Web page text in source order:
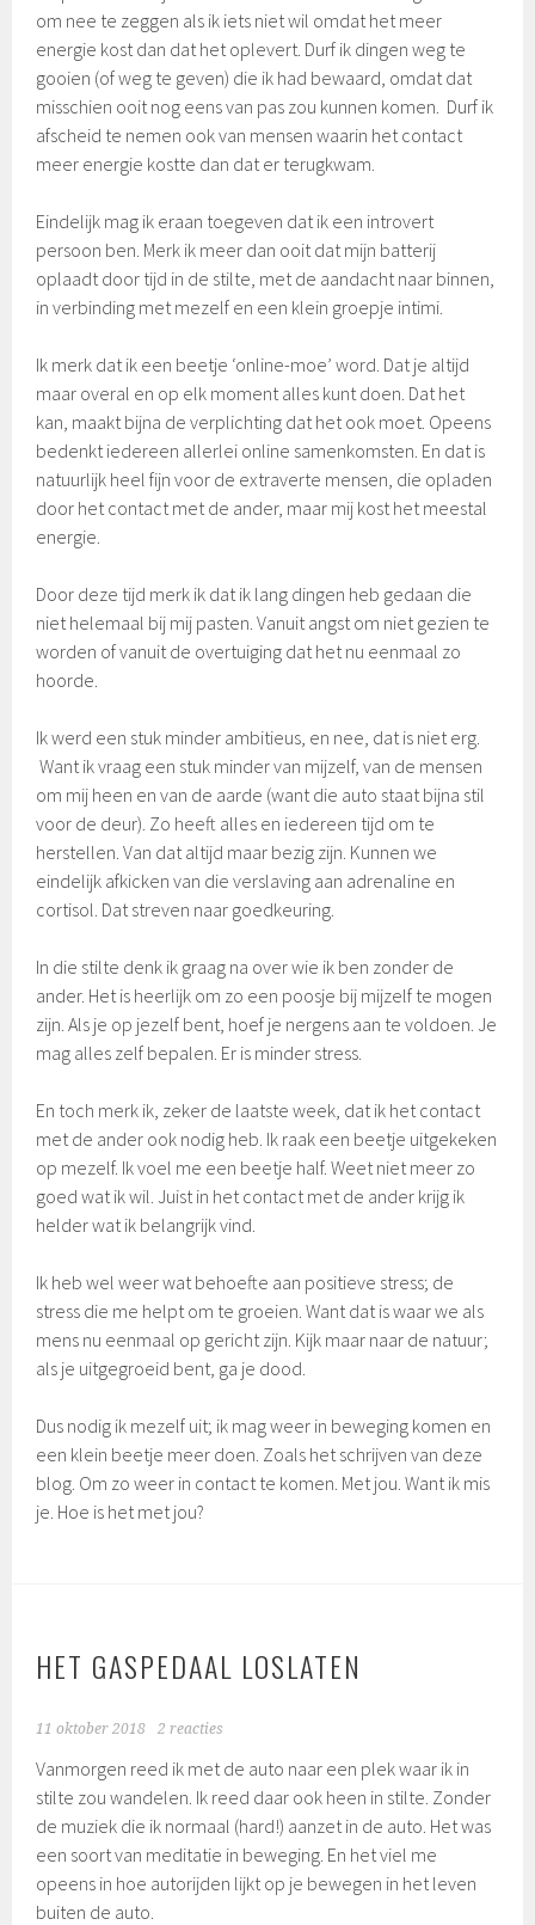
om nee te zeggen als ik iets niet wil omdat het meer
energie kost dan dat het oplevert. Durf ik dingen weg te
gooien (of weg te geven) die ik had bewaard, omdat dat
misschien ooit nog eens van pas zou kunnen komen. Durf ik
afscheid te nemen ook van mensen waarin het contact
meer energie kostte dan dat er terugkwam.
Eindelijk mag ik eraan toegeven dat ik een introvert
persoon ben. Merk ik meer dan ooit dat mijn batterij
oplaadt door tijd in de stilte, met de aandacht naar binnen,
in verbinding met mezelf en een klein groepje intimi.
Ik merk dat ik een beetje ‘online-moe’ word. Dat je altijd
maar overal en op elk moment alles kunt doen. Dat het
kan, maakt bijna de verplichting dat het ook moet. Opeens
bedenkt iedereen allerlei online samenkomsten. En dat is
natuurlijk heel fijn voor de extraverte mensen, die opladen
door het contact met de ander, maar mij kost het meestal
energie.
Door deze tijd merk ik dat ik lang dingen heb gedaan die
niet helemaal bij mij pasten. Vanuit angst om niet gezien te
worden of vanuit de overtuiging dat het nu eenmaal zo
hoorde.
Ik werd een stuk minder ambitieus, en nee, dat is niet erg.
Want ik vraag een stuk minder van mijzelf, van de mensen
om mij heen en van de aarde (want die auto staat bijna stil
voor de deur). Zo heeft alles en iedereen tijd om te
herstellen. Van dat altijd maar bezig zijn. Kunnen we
eindelijk afkicken van die verslaving aan adrenaline en
cortisol. Dat streven naar goedkeuring.
In die stilte denk ik graag na over wie ik ben zonder de
ander. Het is heerlijk om zo een poosje bij mijzelf te mogen
zijn. Als je op jezelf bent, hoef je nergens aan te voldoen. Je
mag alles zelf bepalen. Er is minder stress.
En toch merk ik, zeker de laatste week, dat ik het contact
met de ander ook nodig heb. Ik raak een beetje uitgekeken
op mezelf. Ik voel me een beetje half. Weet niet meer zo
goed wat ik wil. Juist in het contact met de ander krijg ik
helder wat ik belangrijk vind.
Ik heb wel weer wat behoefte aan positieve stress; de
stress die me helpt om te groeien. Want dat is waar we als
mens nu eenmaal op gericht zijn. Kijk maar naar de natuur;
als je uitgegroeid bent, ga je dood.
Dus nodig ik mezelf uit; ik mag weer in beweging komen en
een klein beetje meer doen. Zoals het schrijven van deze
blog. Om zo weer in contact te komen. Met jou. Want ik mis
je. Hoe is het met jou?
HET GASPEDAAL LOSLATEN
11 oktober 2018 2 reacties
Vanmorgen reed ik met de auto naar een plek waar ik in
stilte zou wandelen. Ik reed daar ook heen in stilte. Zonder
de muziek die ik normaal (hard!) aanzet in de auto. Het was
een soort van meditatie in beweging. En het viel me
opeens in hoe autorijden lijkt op je bewegen in het leven
buiten de auto.